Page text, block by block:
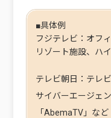
■具体例
フジテレビ：オフ
リゾート施設、ハ
テレビ朝日：テレ
サイバーエージェ
「AbemaTV」など